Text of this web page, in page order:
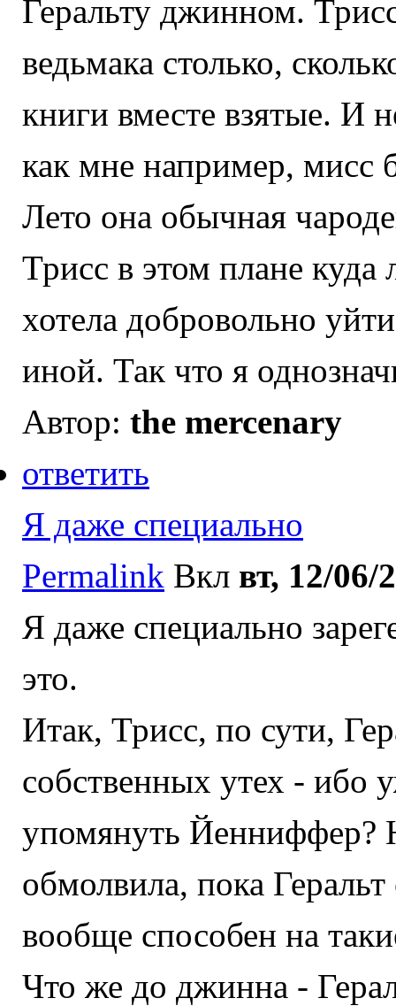
Геральту джинном.
ведьмака столько,
книги вместе взятые. И
как мне например, мисс
Лето она обычная
Трисс в этом плане
хотела добровольно
иной. Так что я
Автор: the mercenary
ответить
Я даже специально
Permalink Вкл вт, 12/06/
Я даже специально
это.
Итак, Трисс, по сути,
собственных утех - ибо
упомянуть Йенниффер?
обмолвила, пока
вообще способен на
Что же до джинна -